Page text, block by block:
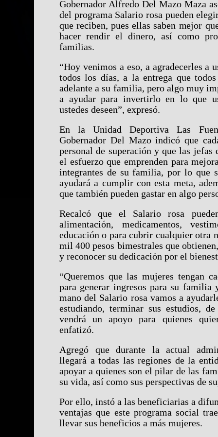
Gobernador Alfredo Del Mazo Maza
del programa Salario rosa pueden
que reciben, pues ellas saben mejor
hacer rendir el dinero, así como
familias.
“Hoy venimos a eso, a agradecerles a
todos los días, a la entrega que
adelante a su familia, pero algo muy
a ayudar para invertirlo en lo que
ustedes deseen”, expresó.
En la Unidad Deportiva Las
Gobernador Del Mazo indicó que
personal de superación y que las jefas
el esfuerzo que emprenden para
integrantes de su familia, por lo que
ayudará a cumplir con esta meta,
que también pueden gastar en algo
Recalcó que el Salario rosa
alimentación, medicamentos,
educación o para cubrir cualquier otra
mil 400 pesos bimestrales que
y reconocer su dedicación por el
“Queremos que las mujeres tengan
para generar ingresos para su familia
mano del Salario rosa vamos a
estudiando, terminar sus estudios,
vendrá un apoyo para quienes
enfatizó.
Agregó que durante la actual
llegará a todas las regiones de la
apoyar a quienes son el pilar de las
su vida, así como sus perspectivas de
Por ello, instó a las beneficiarias a
ventajas que este programa social
llevar sus beneficios a más mujeres.